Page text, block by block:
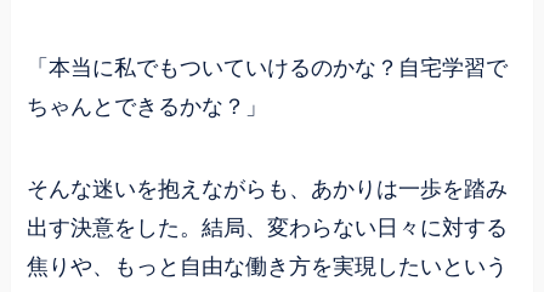
「本当に私でもついていけるのかな？自宅学習で
ちゃんとできるかな？」
そんな迷いを抱えながらも、あかりは一歩を踏み
出す決意をした。結局、変わらない日々に対する
焦りや、もっと自由な働き方を実現したいという